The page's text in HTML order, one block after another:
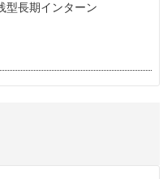
型長期インターン